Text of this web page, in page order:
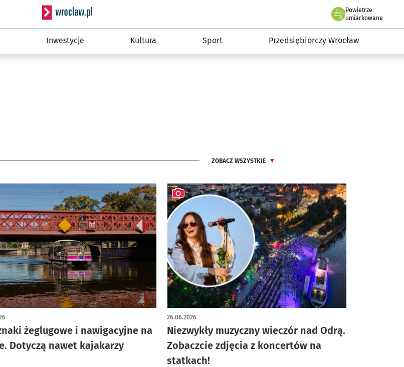
Serwis informacyjny wroclaw.pl
Powietrze
we Wrocławiu
umiarkowane
Inwestycje Kultura Sport Przedsiębiorczy Wrocław
ZOBACZ WSZYSTKIE
żeglugowe i nawigacyjne na
Dotyczą nawet kajakarzy
z galerią zdjęć
Niezwykły muzyczny wieczór nad Odrą.
Zobaczcie zdjęcia z koncertów na
statkach!
26.06.2026
artykuł z galerią zdjęć